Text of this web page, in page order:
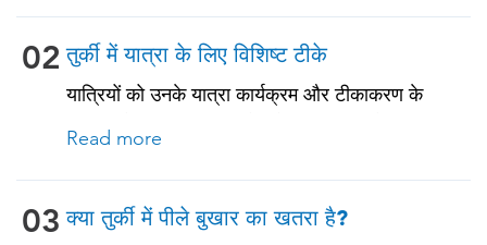
डिप्थीरिया-पर्टुसिस • मीसल्स-मम्प्स-रूबेला (MMR) •
न्यूमोकोकल (65 वर्ष और उससे अधिक आयु के वयस्कों और
पुरानी बीमारियों या प्रतिरक्षा समस्याओं वाले सभी वयस्कों के
लिए)
02 तुर्की में यात्रा के लिए विशिष्ट टीके
यात्रियों को उनके यात्रा कार्यक्रम और टीकाकरण के
इतिहास के आधार पर, इस देश के लिए यात्रा से संबंधित
Read more
03 क्या तुर्की में पीले बुखार का खतरा है?